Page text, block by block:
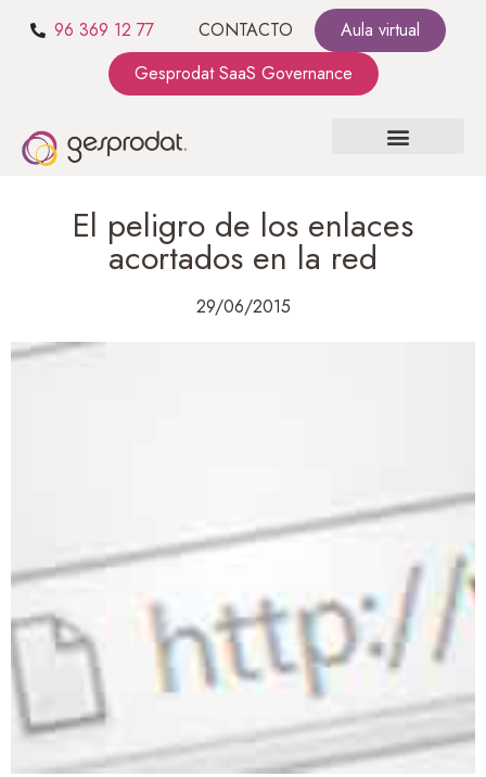
96 369 12 77 CONTACTO
Aula virtual
Gesprodat SaaS Governance
El peligro de los enlaces
acortados en la red
29/06/2015